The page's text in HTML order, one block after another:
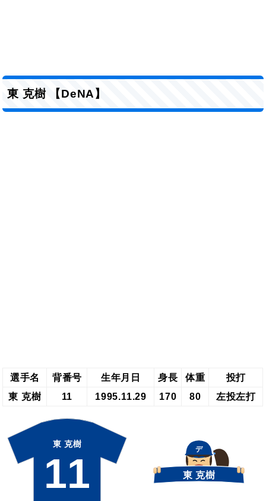
東 克樹 【DeNA】
選手名 背番号 生年月日 身長 体重
投打
東 克樹
11 1995.11.29 170 80 左投左打
東 克樹
11
デ
東 克樹